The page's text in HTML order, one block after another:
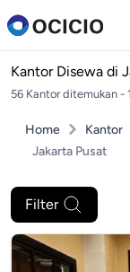
Kantor Disewa di
56 Kantor ditemukan -
Home Kantor
Jakarta Pusat
Filter